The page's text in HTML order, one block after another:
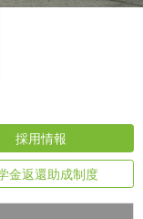
採用情報
金返還助成制度